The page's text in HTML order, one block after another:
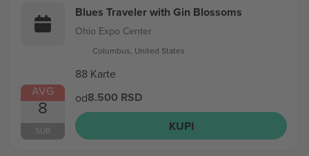
AVG
8
SUB
Blues Traveler with Gin Blossoms
Ohio Expo Center
Columbus, United States
88 Karte
od8.500 RSD
KUPI